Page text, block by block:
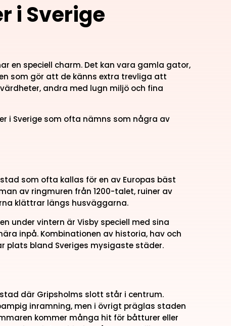
i Sverige
en speciell charm. Det kan vara gamla gator,
som gör att de känns extra trevliga att
andra med lugn miljö och fina
i Sverige som ofta nämns som några av
som ofta kallas för en av Europas bäst
av ringmuren från 1200-talet, ruiner av
klättrar längs husväggarna.
under vintern är Visby speciell med sina
inpå. Kombinationen av historia, hav och
plats bland Sveriges mysigaste städer.
där Gripsholms slott står i centrum.
inramning, men i övrigt präglas staden
kommer många hit för båtturer eller